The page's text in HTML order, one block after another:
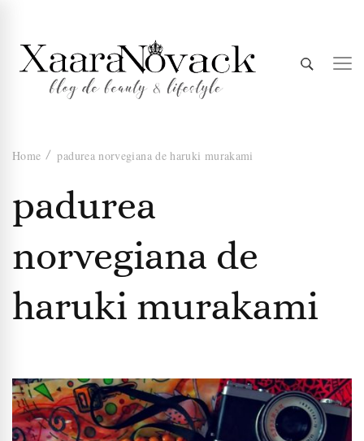
Xaara
Novack
Home padurea norvegiana de haruki murakami
padurea
norvegiana de
haruki murakami